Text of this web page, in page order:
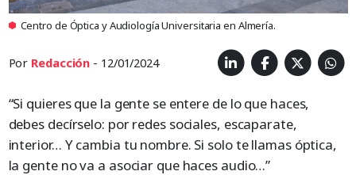
Centro de Óptica y Audiología Universitaria en Almería.
Por Redacción - 12/01/2024
“Si quieres que la gente se entere de lo que haces,
debes decírselo: por redes sociales, escaparate,
interior… Y cambia tu nombre. Si solo te llamas óptica,
la gente no va a asociar que haces audio…”